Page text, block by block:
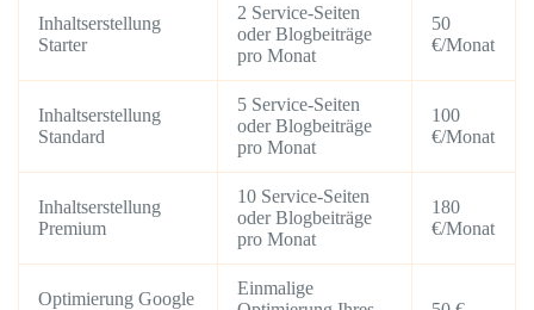
Inhaltserstellung
Starter
2 Service-Seiten
oder Blogbeiträge
pro Monat
50
€/Monat
Inhaltserstellung
Standard
5 Service-Seiten
oder Blogbeiträge
pro Monat
100
€/Monat
Inhaltserstellung
Premium
10 Service-Seiten
oder Blogbeiträge
pro Monat
180
€/Monat
Optimierung Google
Einmalige